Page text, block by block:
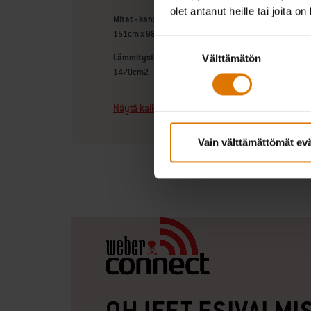
olet antanut heille tai joita
Välttämätön
Vain välttämättömät
Mitat - kansi auki (cm)
151cm x 98cm x 72.50cm
Lämmitystelineen koko (cm)
1470cm2
Näytä kaikki ominaisuudet